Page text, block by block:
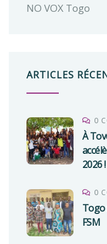
NO VOX Togo
ARTICLES
0
À
2026 !
0
Togo
FSM